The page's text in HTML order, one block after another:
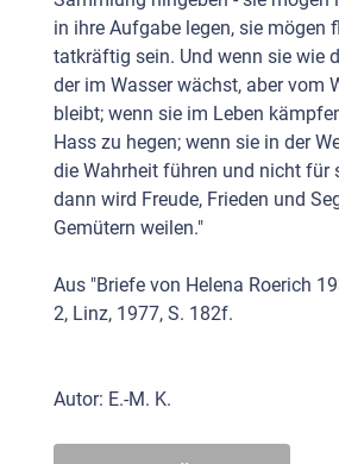
in ihre Aufgabe legen, sie mögen
tatkräftig sein. Und wenn sie wie
der im Wasser wächst, aber vom
bleibt; wenn sie im Leben
Hass zu hegen; wenn sie in der
die Wahrheit führen und nicht für
dann wird Freude, Frieden und
Gemütern weilen."
Aus "Briefe von Helena Roerich
2, Linz, 1977, S. 182f.
Autor: E.-M. K.